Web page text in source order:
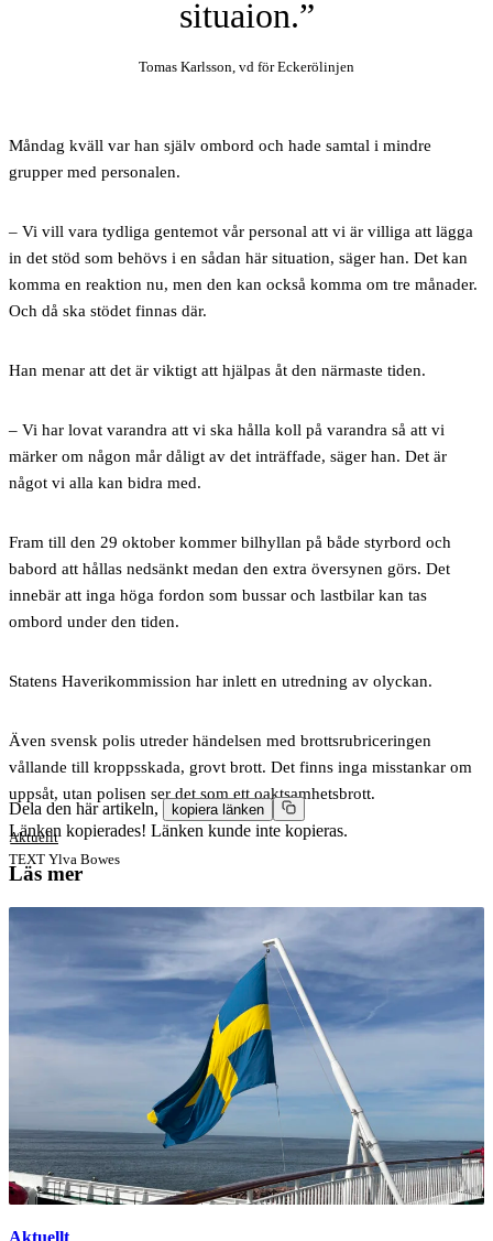
situaion.
Tomas Karlsson, vd för Eckerölinjen
Måndag kväll var han själv ombord och hade samtal i mindre
grupper med personalen.
– Vi vill vara tydliga gentemot vår personal att vi är villiga att lägga
in det stöd som behövs i en sådan här situation, säger han. Det kan
komma en reaktion nu, men den kan också komma om tre månader.
Och då ska stödet finnas där.
Han menar att det är viktigt att hjälpas åt den närmaste tiden.
– Vi har lovat varandra att vi ska hålla koll på varandra så att vi
märker om någon mår dåligt av det inträffade, säger han. Det är
något vi alla kan bidra med.
Fram till den 29 oktober kommer bilhyllan på både styrbord och
babord att hållas nedsänkt medan den extra översynen görs. Det
innebär att inga höga fordon som bussar och lastbilar kan tas
ombord under den tiden.
Statens Haverikommission har inlett en utredning av olyckan.
Även svensk polis utreder händelsen med brottsrubriceringen
vållande till kroppsskada, grovt brott. Det finns inga misstankar om
uppsåt, utan polisen ser det som ett oaktsamhetsbrott.
Aktuellt
TEXT Ylva Bowes
Dela den här artikeln, kopiera länken
Länken kopierades! Länken kunde inte kopieras.
Läs mer